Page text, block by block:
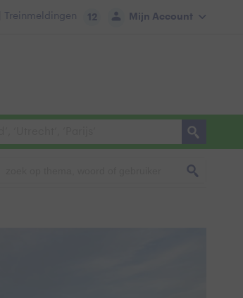
Mijn Account
| Treinmeldingen 12